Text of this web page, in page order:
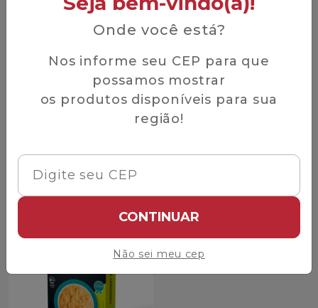
Onde você está?
Nos informe seu CEP para que
possamos mostrar
os produtos disponíveis para sua
região!
CONTINUAR
Não sei meu cep
Vivenda do Camarão
Iscas de Peixe Panga
Vivenda do Camarão
R$ 24,90
Comprar
Vivenda do Camarão
Moqueca de Camarão
Vivenda do Camarão
230g
R$ 36,26
R$ 30,22